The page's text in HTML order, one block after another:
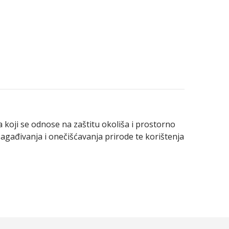
se odnose na zaštitu okoliša i prostorno
i onečišćavanja prirode te korištenja